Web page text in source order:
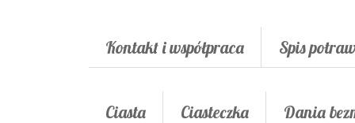
Kontakt i współpraca Spis
Ciasta Ciasteczka
Dania